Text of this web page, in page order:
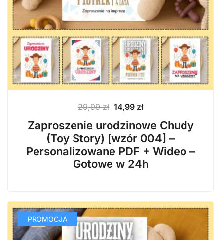
29,99zł Pierwotna
cena
wynosiła:
29,99 zł.
14,99 złAktualna
wynosi:
14,99 zł.
Zaproszenie urodzinowe Chudy
(Toy Story) [wzór 004] –
Personalizowane PDF + Wideo –
Gotowe w 24h
PROMOCJA